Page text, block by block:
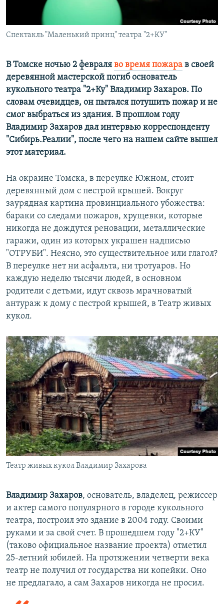
СОЦИАЛЬНЫЕ СЕТИ
Все сайты РСЕ/РС
Спектакль "Маленький принц" театра "2+КУ"
В Томске ночью 2 февраля во время пожара в своей
деревянной мастерской погиб основатель
кукольного театра "2+Ку" Владимир Захаров. По
словам очевидцев, он пытался потушить пожар и не
смог выбраться из здания. В прошлом году
Владимир Захаров дал интервью корреспонденту
"Сибирь.Реалии", после чего на нашем сайте вышел
этот материал.
На окраине Томска, в переулке Южном, стоит
деревянный дом с пестрой крышей. Вокруг
заурядная картина провинциального убожества:
бараки со следами пожаров, хрущевки, которые
никогда не дождутся реновации, металлические
гаражи, один из которых украшен надписью
"ОТРУБИ". Неясно, это существительное или глагол?
В переулке нет ни асфальта, ни тротуаров. Но
каждую неделю тысячи людей, в основном
родители с детьми, идут сквозь мрачноватый
антураж к дому с пестрой крышей, в Театр живых
кукол.
Театр живых кукол Владимир Захарова
Владимир Захаров, основатель, владелец, режиссер
и актер самого популярного в городе кукольного
театра, построил это здание в 2004 году. Своими
руками и за свой счет. В прошедшем году "2+КУ"
(таково официальное название проекта) отметил
25-летний юбилей. На протяжении четверти века
театр не получил от государства ни копейки. Оно
не предлагало, а сам Захаров никогда не просил.